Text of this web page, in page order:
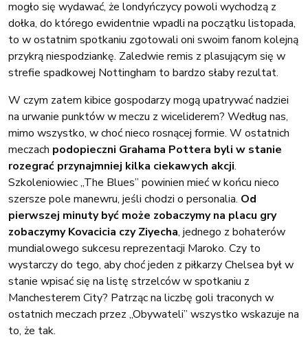
mogło się wydawać, że londyńczycy powoli wychodzą z
dołka, do którego ewidentnie wpadli na początku listopada,
to w ostatnim spotkaniu zgotowali oni swoim fanom kolejną
przykrą niespodziankę. Zaledwie remis z plasującym się w
strefie spadkowej Nottingham to bardzo słaby rezultat.
W czym zatem kibice gospodarzy mogą upatrywać nadziei
na urwanie punktów w meczu z wiceliderem? Według nas,
mimo wszystko, w choć nieco rosnącej formie. W ostatnich
meczach podopieczni Grahama Pottera byli w stanie
rozegrać przynajmniej kilka ciekawych akcji.
Szkoleniowiec „The Blues” powinien mieć w końcu nieco
szersze pole manewru, jeśli chodzi o personalia. Od
pierwszej minuty być może zobaczymy na placu gry
zobaczymy Kovacicia czy Ziyecha, jednego z bohaterów
mundialowego sukcesu reprezentacji Maroko. Czy to
wystarczy do tego, aby choć jeden z piłkarzy Chelsea był w
stanie wpisać się na listę strzelców w spotkaniu z
Manchesterem City? Patrząc na liczbę goli traconych w
ostatnich meczach przez „Obywateli” wszystko wskazuje na
to, że tak.